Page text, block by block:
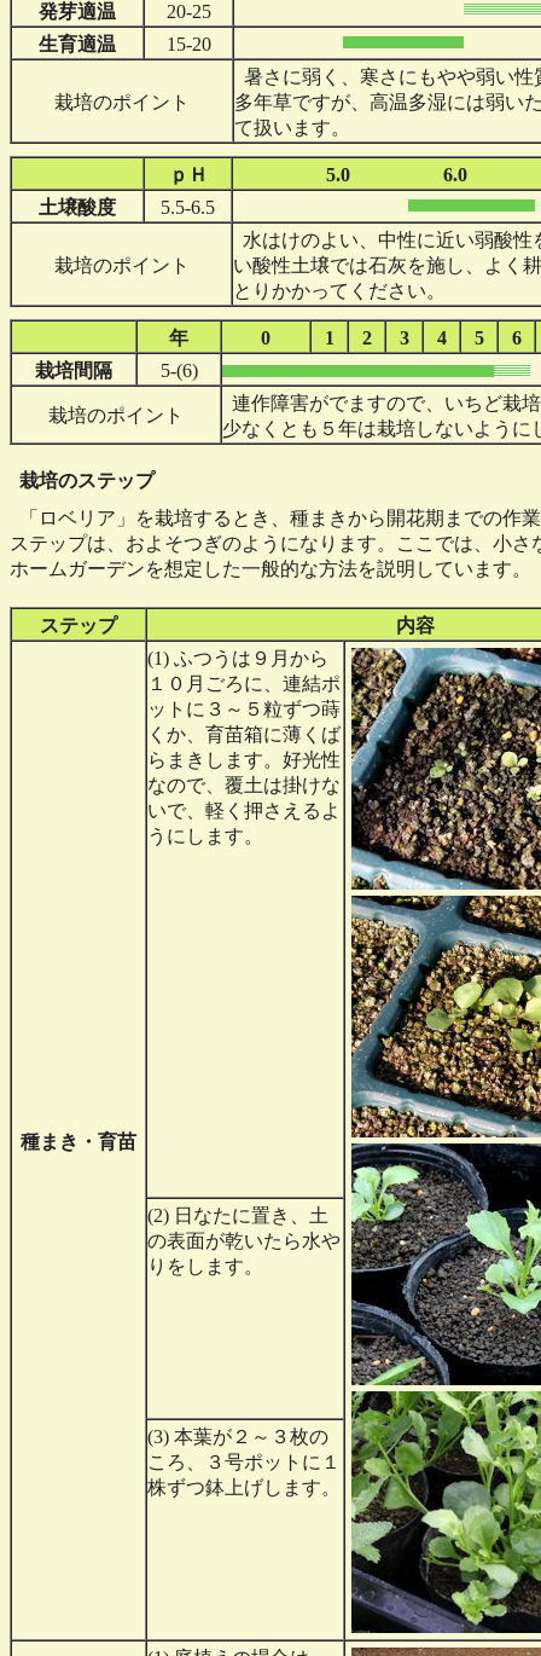
発芽適温
20-25
生育適温
15-20
栽培のポイント
暑さに弱く、寒さにもやや弱い性
多年草ですが、高温多湿には弱い
て扱います。
ｐＨ 5.0
6.0
土壌酸度
5.5-6.5
栽培のポイント
水はけのよい、中性に近い弱酸性
い酸性土壌では石灰を施し、よく
とりかかってください。
年 0 1 2 3 4 5
6
栽培間隔
5-(6)
栽培のポイント
連作障害がでますので、いちど栽
少なくとも５年は栽培しないように
栽培のステップ
「ロベリア」を栽培するとき、種まきから開花期までの作業
ステップは、およそつぎのようになります。ここでは、小さ
ホームガーデンを想定した一般的な方法を説明しています。
ステップ 内容
種まき・育苗
(1) ふつうは９月から
１０月ごろに、連結ポ
ットに３～５粒ずつ蒔
くか、育苗箱に薄くば
らまきします。好光性
なので、覆土は掛けな
いで、軽く押さえるよ
うにします。
(2) 日なたに置き、土
の表面が乾いたら水や
りをします。
(3) 本葉が２～３枚の
ころ、３号ポットに１
株ずつ鉢上げします。